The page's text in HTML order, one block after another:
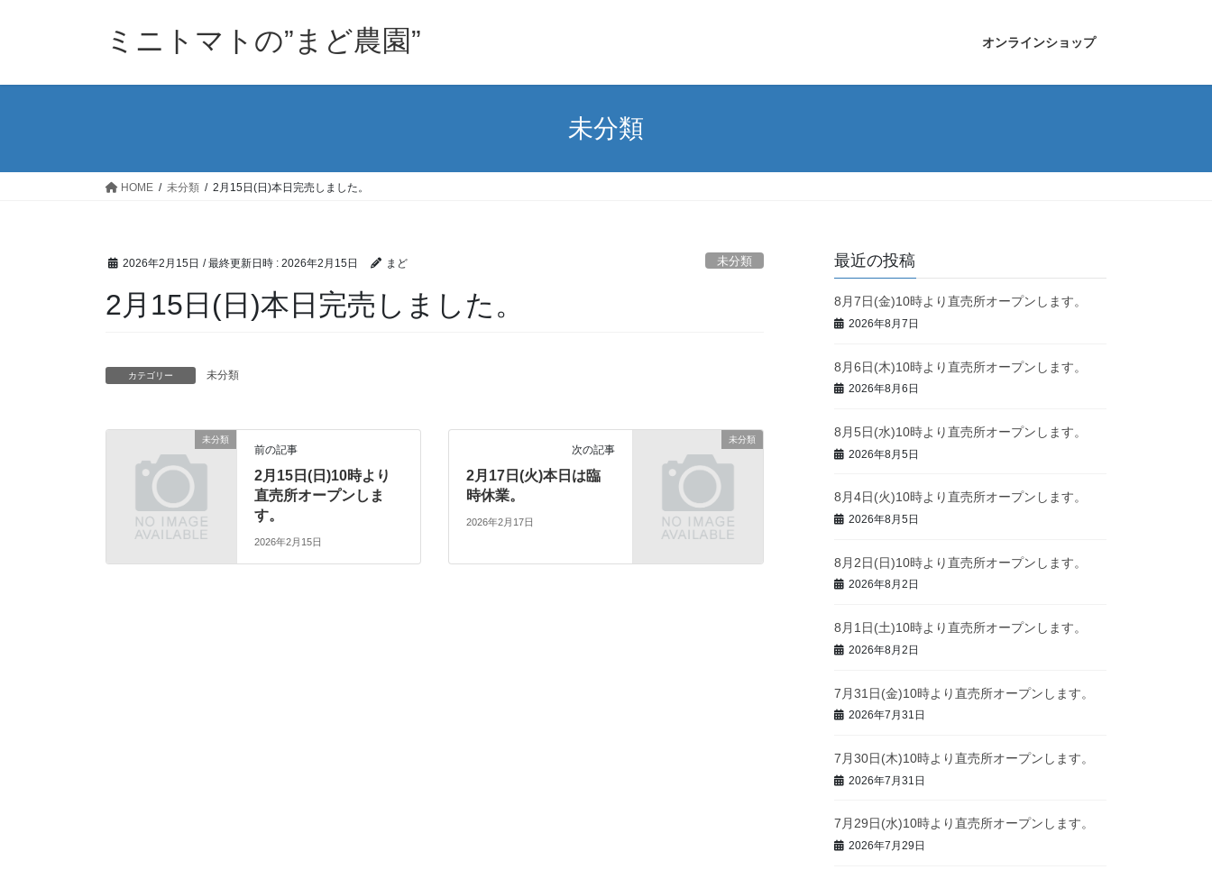
ミニトマトの”まど農園” オンラインショップ
未分類
HOME 未分類 2月15日(日)本日完売しました。
2026年2月15日 / 最終更新日時 : 2026年2月15日 まど 未分類
2月15日(日)本日完売しました。
カテゴリー 未分類
未分類
前の記事
2月15日(日)10時より
直売所オープンしま
す。
2026年2月15日
未分類
次の記事
2月17日(火)本日は臨
時休業。
2026年2月17日
最近の投稿
8月7日(金)10時より直売所オープンします。
2026年8月7日
8月6日(木)10時より直売所オープンします。
2026年8月6日
8月5日(水)10時より直売所オープンします。
2026年8月5日
8月4日(火)10時より直売所オープンします。
2026年8月5日
8月2日(日)10時より直売所オープンします。
2026年8月2日
8月1日(土)10時より直売所オープンします。
2026年8月2日
7月31日(金)10時より直売所オープンします。
2026年7月31日
7月30日(木)10時より直売所オープンします。
2026年7月31日
7月29日(水)10時より直売所オープンします。
2026年7月29日